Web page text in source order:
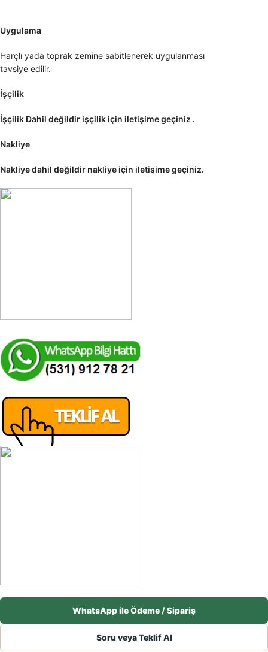
Uygulama
Harçlı yada toprak zemine sabitlenerek uygulanması
tavsiye edilir.
İşçilik
İşçilik Dahil değildir işçilik için iletişime geçiniz .
Nakliye
Nakliye dahil değildir nakliye için iletişime geçiniz.
WhatsApp ile Ödeme / Sipariş
Soru veya Teklif Al